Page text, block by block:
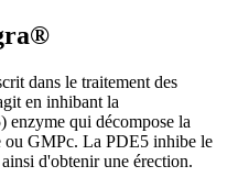
dans le traitement des
en inhibant la
enzyme qui décompose la
ou GMPc. La PDE5 inhibe le
d'obtenir une érection.